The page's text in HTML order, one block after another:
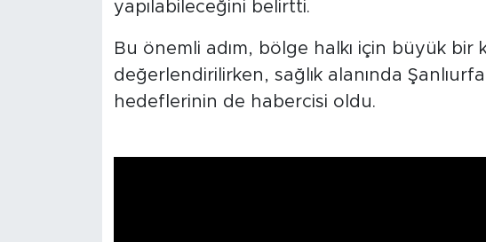
yapılabileceğini belirtti.
Bu önemli adım, bölge halkı için büyük bir
değerlendirilirken, sağlık alanında
hedeflerinin de habercisi oldu.